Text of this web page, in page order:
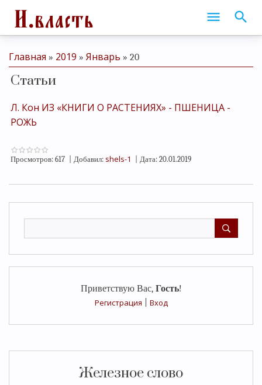
Приветствую Вас, Гость!
Регистрация
Вход
Железное слово
Главная » 2019 » Январь » 20
Статьи
Л. Кон ИЗ «КНИГИ О РАСТЕНИЯХ» - ПШЕНИЦА -
РОЖЬ
Просмотров: 617 Добавил: shels-1 Дата: 20.01.2019